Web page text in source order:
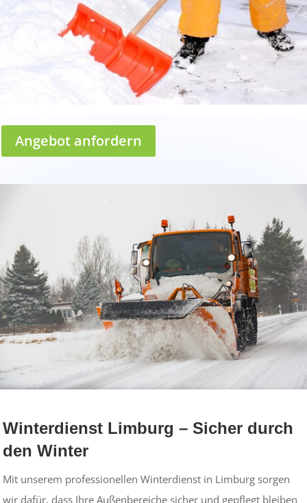
Angebot anfordern
Winterdienst Limburg – Sicher durch
den Winter
Mit unserem professionellen Winterdienst in Limburg sorgen
wir dafür, dass Ihre Außenbereiche sicher und gepflegt bleiben